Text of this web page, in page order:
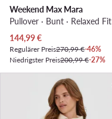
Weekend Max Mara
Pullover · Bunt · Relaxed Fit
Aktueller Preis
144,99€
Regulärer Preis270,99 €-46%
Niedrigster Preis200,99 €-27%